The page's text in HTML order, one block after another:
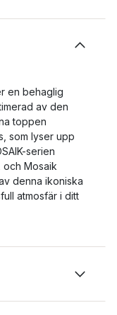
en behaglig
av den
toppen
som lyser upp
serien
och Mosaik
denna ikoniska
atmosfär i ditt